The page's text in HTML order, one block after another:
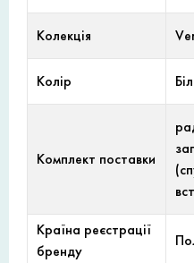
Колекція
Колір
Комплект поставки
Країна реєстрації
бренду